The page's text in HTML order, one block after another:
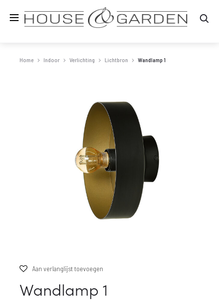
Home Indoor Verlichting Lichtbron Wandlamp 1
Aan verlanglijst toevoegen
Wandlamp 1